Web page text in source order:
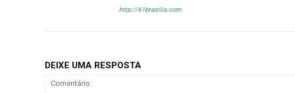
http://61brasilia.com
DEIXE UMA RESPOSTA